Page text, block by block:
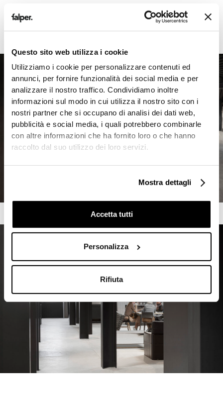
Questo sito web utilizza i cookie
Utilizziamo i cookie per personalizzare contenuti ed
annunci, per fornire funzionalità dei social media e per
analizzare il nostro traffico. Condividiamo inoltre
informazioni sul modo in cui utilizza il nostro sito con i
nostri partner che si occupano di analisi dei dati web,
pubblicità e social media, i quali potrebbero combinarle
con altre informazioni che ha fornito loro o che hanno
raccolto dal suo utilizzo dei loro servizi.
Mostra dettagli
Accetta tutti
Personalizza
Rifiuta
finitions impeccables et de grandes possibilités de
personnalisation.